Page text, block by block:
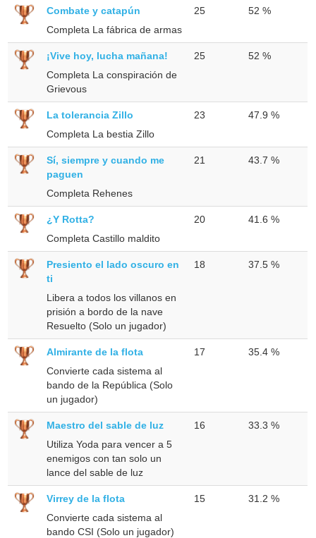
Combate y catapún
Completa La fábrica de armas
25 52 %
¡Vive hoy, lucha mañana!
Completa La conspiración de
Grievous
25 52 %
La tolerancia Zillo
Completa La bestia Zillo
23 47.9 %
Sí, siempre y cuando me
paguen
Completa Rehenes
21 43.7 %
¿Y Rotta?
Completa Castillo maldito
20 41.6 %
Presiento el lado oscuro en
ti
Libera a todos los villanos en
prisión a bordo de la nave
Resuelto (Solo un jugador)
18 37.5 %
Almirante de la flota
Convierte cada sistema al
bando de la República (Solo
un jugador)
17 35.4 %
Maestro del sable de luz
Utiliza Yoda para vencer a 5
enemigos con tan solo un
lance del sable de luz
16 33.3 %
Virrey de la flota
Convierte cada sistema al
bando CSI (Solo un jugador)
15 31.2 %